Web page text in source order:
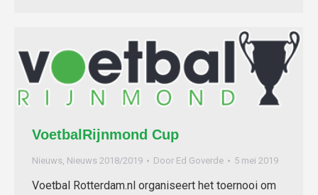
VoetbalRijnmond Cup
Nieuws, Nieuws 2018/2019 Door Ed Goverde 5 mei 2019
Voetbal Rotterdam.nl organiseert het toernooi om